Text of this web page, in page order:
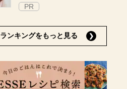
PR
ランキングをもっと見る